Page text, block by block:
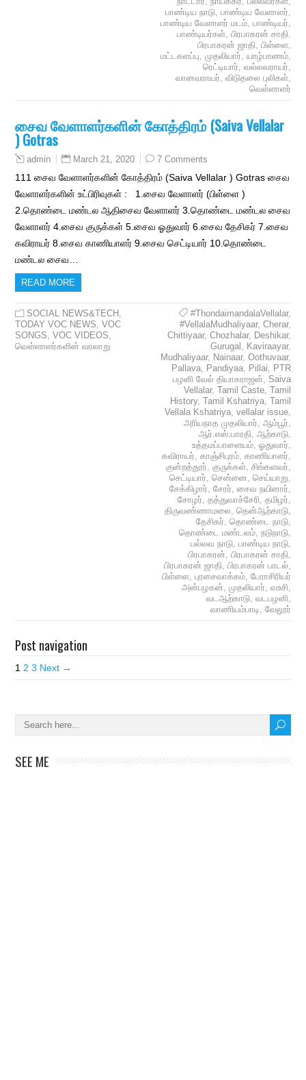
பாண்டிய நாடு, பாண்டிய வேளாளர்,
பாண்டிய வேளாளர் மடம், பாண்டியர்,
பாண்டியர்கள், பிரபாகரன் சாதி,
பிரபாகரன் ஜாதி, பிள்ளை,
மட்டகளப்பு, முதலியார், யாழ்பாணம்,
ரெட்டியார், வல்லவராயர்,
வானவராயர், விடுதலை புலிகள்,
வெள்ளாளர்
சைவ வேளாளர்களின் கோத்திரம் (Saiva Vellalar
) Gotras
admin March 21, 2020 7 Comments
111 சைவ வேளாளர்களின் கோத்திரம் (Saiva Vellalar ) Gotras சைவ
வேளாளர்களின் உட்பிரிவுகள் : 1.சைவ வேளாளர் (பிள்ளை )
2.தொண்டை மண்டல ஆதிசைவ வேளாளர் 3.தொண்டை மண்டல சைவ
வேளாளர் 4.சைவ குருக்கள் 5.சைவ ஓதுவார் 6.சைவ தேசிகர் 7.சைவ
கவிராயர் 8.சைவ காணியாளர் 9.சைவ செட்டியார் 10.தொண்டை
மண்டல சைவ…
READ MORE
SOCIAL NEWS&TECH ,
TODAY VOC NEWS,VOC
SONGS,VOC VIDEOS,
வெள்ளாளர்களின் வரலாறு
#ThondaimandalaVellalar,
#VellalaMudhaliyaar, Cherar,
Chittiyaar, Chozhalar, Deshikar,
Gurugal , Kaviraayar,
Mudhaliyaar, Nainaar, Oothuvaar,
Pallava, Pandiyaa, Pillai, PTR
பழனி வேல் தியாகராஜன், Saiva
Vellalar, Tamil Caste, Tamil
History, Tamil Kshatriya, Tamil
Vellala Kshatriya, vellalar issue,
அரியநாத முதலியார், ஆம்பூர்,
ஆர்.எஸ்.பாரதி, ஆற்காடு,
உத்தமப்பாளையம், ஓதுவார்,
கவிராயர், காஞ்சிபுரம், காணியாளர்,
குன்றத்தூர், குருக்கள், சிங்களவர்,
செட்டியார், சென்னை, செய்யாறு,
சேக்கிழார், சேரர், சைவ நயினார்,
சோழர், தத்துவாச்சேரி, தமிழர்,
திருவண்ணாமலை, தென்ஆற்காடு,
தேசிகர், தொண்டை நாடு,
தொண்டை மண்டலம், நடுநாடு,
பல்லவ நாடு, பாண்டிய நாடு,
பிரபாகரன், பிரபாகரன் சாதி,
பிரபாகரன் ஜாதி, பிரபாகரன் பாடல்,
பிள்ளை, புரசைவாக்கம், பேராசிரியர்
அன்பழகன், முதலியார், வஉசி,
வடஆற்காடு, வடபழனி,
வாணியம்பாடி, வேலூர்
Post navigation
1 2 3 Next →
SEE ME